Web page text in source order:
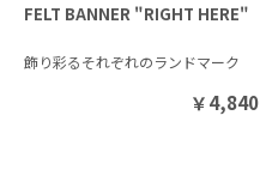
FELT BANNER "RIGHT HERE"
飾り彩るそれぞれのランドマーク
￥4,840